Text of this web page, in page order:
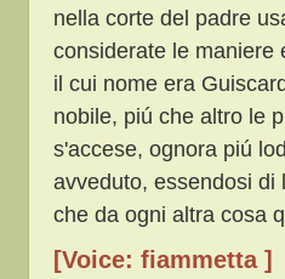
nella corte del padre
considerate le maniere
il cui nome era
nobile, piú che altro le
s'accese, ognora piú
avveduto, essendosi di
che da ogni altra cosa
[Voice: fiammetta ]